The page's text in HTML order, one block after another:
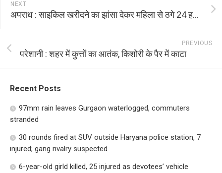
NEXT
अपराध : साइकिल खरीदने का झांसा देकर महिला से ठगे 24 हजार रुपये
PREVIOUS
परेशानी : शहर में कुत्तों का आतंक, किशोरी के पैर में काटा
Recent Posts
97mm rain leaves Gurgaon waterlogged, commuters
stranded
30 rounds fired at SUV outside Haryana police station, 7
injured; gang rivalry suspected
6-year-old girld killed, 25 injured as devotees’ vehicle